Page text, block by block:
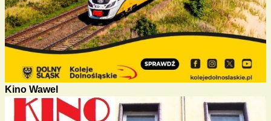
Kino Wawel